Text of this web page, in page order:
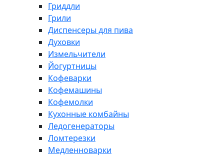
Гриддли
Грили
Диспенсеры для пива
Духовки
Измельчители
Йогуртницы
Кофеварки
Кофемашины
Кофемолки
Кухонные комбайны
Ледогенераторы
Ломтерезки
Медленноварки